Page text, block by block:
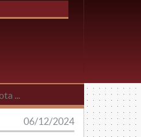
06/12/2024